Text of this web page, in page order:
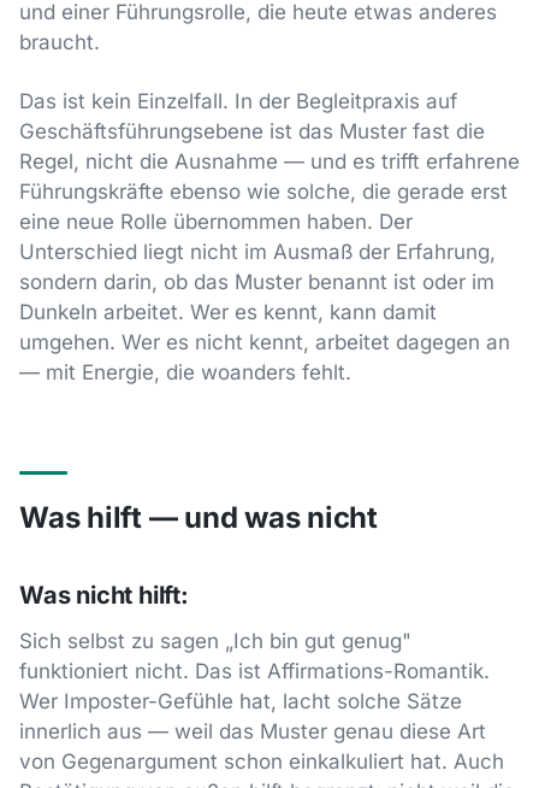
und einer Führungsrolle, die heute etwas anderes
braucht.
Das ist kein Einzelfall. In der Begleitpraxis auf
Geschäftsführungsebene ist das Muster fast die
Regel, nicht die Ausnahme — und es trifft erfahrene
Führungskräfte ebenso wie solche, die gerade erst
eine neue Rolle übernommen haben. Der
Unterschied liegt nicht im Ausmaß der Erfahrung,
sondern darin, ob das Muster benannt ist oder im
Dunkeln arbeitet. Wer es kennt, kann damit
umgehen. Wer es nicht kennt, arbeitet dagegen an
— mit Energie, die woanders fehlt.
Was hilft — und was nicht
Was nicht hilft:
Sich selbst zu sagen „Ich bin gut genug"
funktioniert nicht. Das ist Affirmations-Romantik.
Wer Imposter-Gefühle hat, lacht solche Sätze
innerlich aus — weil das Muster genau diese Art
von Gegenargument schon einkalkuliert hat. Auch